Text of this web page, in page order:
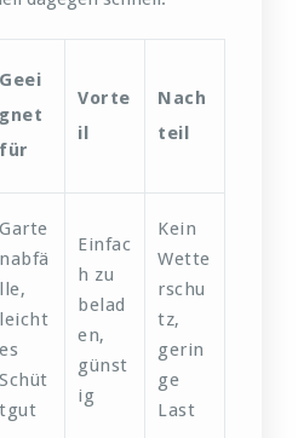
Geei
gnet
für
Vorte
il
Nach
teil
Garte
nabfä
lle,
leicht
es
Schüt
tgut
Einfac
h zu
belad
en,
günst
ig
Kein
Wette
rschu
tz,
gerin
ge
Last